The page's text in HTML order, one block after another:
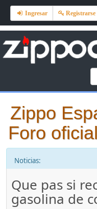
Ingresar Registrarse
Zippo
Foro oficial
Noticias:
Que pas si
gasolina de